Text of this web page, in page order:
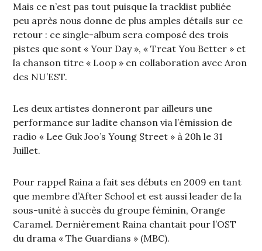
Mais ce n’est pas tout puisque la tracklist publiée
peu après nous donne de plus amples détails sur ce
retour : ce single-album sera composé des trois
pistes que sont « Your Day », « Treat You Better » et
la chanson titre « Loop » en collaboration avec Aron
des NU’EST.
Les deux artistes donneront par ailleurs une
performance sur ladite chanson via l’émission de
radio « Lee Guk Joo’s Young Street » à 20h le 31
Juillet.
Pour rappel Raina a fait ses débuts en 2009 en tant
que membre d’After School et est aussi leader de la
sous-unité à succès du groupe féminin, Orange
Caramel. Dernièrement Raina chantait pour l’OST
du drama « The Guardians » (MBC).